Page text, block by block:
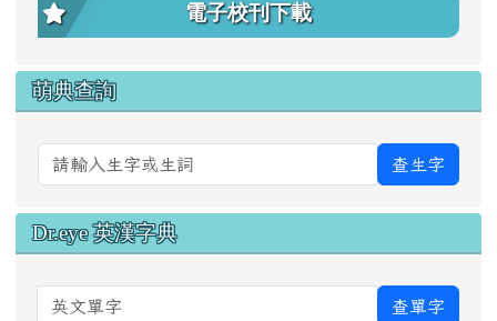
電子校刊下載
萌典查詢
查生字
Dr.eye 英漢字典
英文單字 查單字